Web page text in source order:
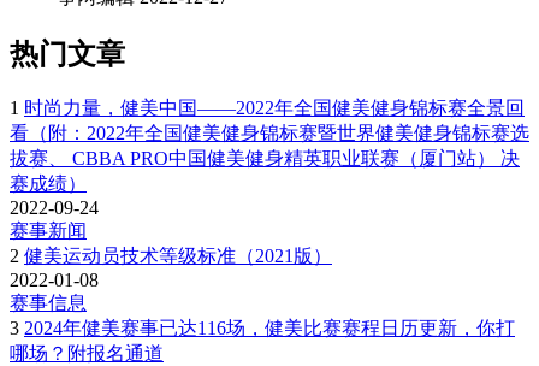
热门文章
1 时尚力量，健美中国——2022年全国健美健身锦标赛全景回
看（附：2022年全国健美健身锦标赛暨世界健美健身锦标赛选
拔赛、 CBBA PRO中国健美健身精英职业联赛（厦门站） 决
赛成绩）
2022-09-24
赛事新闻
2 健美运动员技术等级标准（2021版）
2022-01-08
赛事信息
3 2024年健美赛事已达116场，健美比赛赛程日历更新，你打
哪场？附报名通道